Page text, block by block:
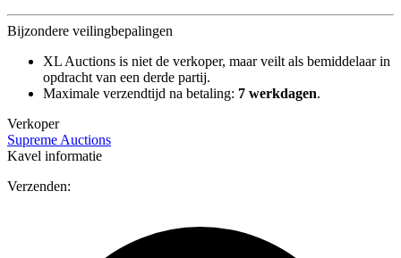
Bijzondere veilingbepalingen
XL Auctions is niet de verkoper, maar veilt als bemiddelaar in
opdracht van een derde partij.
Maximale verzendtijd na betaling: 7 werkdagen.
Verkoper
Supreme Auctions
Kavel informatie
Verzenden: